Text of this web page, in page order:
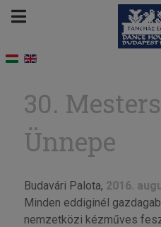
30.
Ünnepe
Budavári Palota, 2016.
Minden eddiginél
nemzetközi kézműves